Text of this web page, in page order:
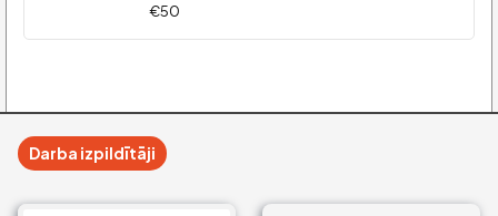
€50
Darba izpildītāji